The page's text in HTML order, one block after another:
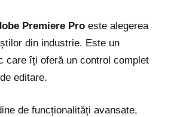
Premiere Pro este alegerea
din industrie. Este un
care îți oferă un control complet
editare.
de funcționalități avansate,